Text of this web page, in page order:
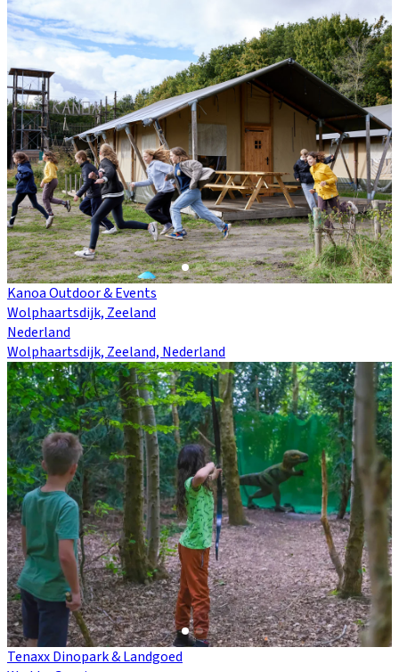
Kanoa Outdoor & Events
Wolphaartsdijk, Zeeland
Nederland
Wolphaartsdijk, Zeeland, Nederland
Tenaxx Dinopark & Landgoed